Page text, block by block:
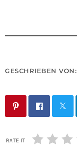
GESCHRIEBEN VON:
RATE IT